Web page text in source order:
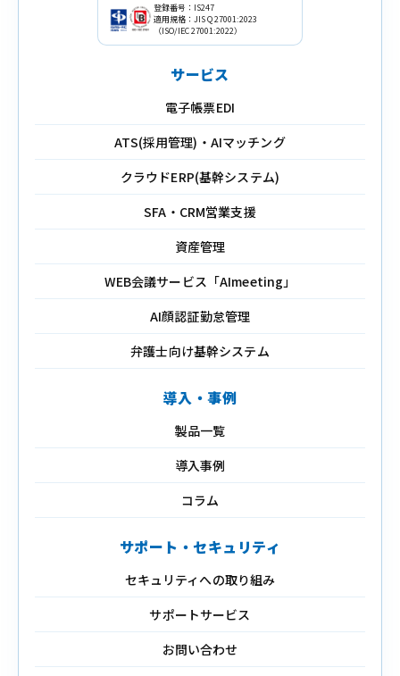
登録番号：IS247
適用規格：JIS Q 27001:2023
（ISO/IEC 27001:2022）
サービス
電子帳票EDI
ATS(採用管理)・AIマッチング
クラウドERP(基幹システム)
SFA・CRM営業支援
資産管理
WEB会議サービス「AImeeting」
AI顔認証勤怠管理
弁護士向け基幹システム
導入・事例
製品一覧
導入事例
コラム
サポート・セキュリティ
セキュリティへの取り組み
サポートサービス
お問い合わせ